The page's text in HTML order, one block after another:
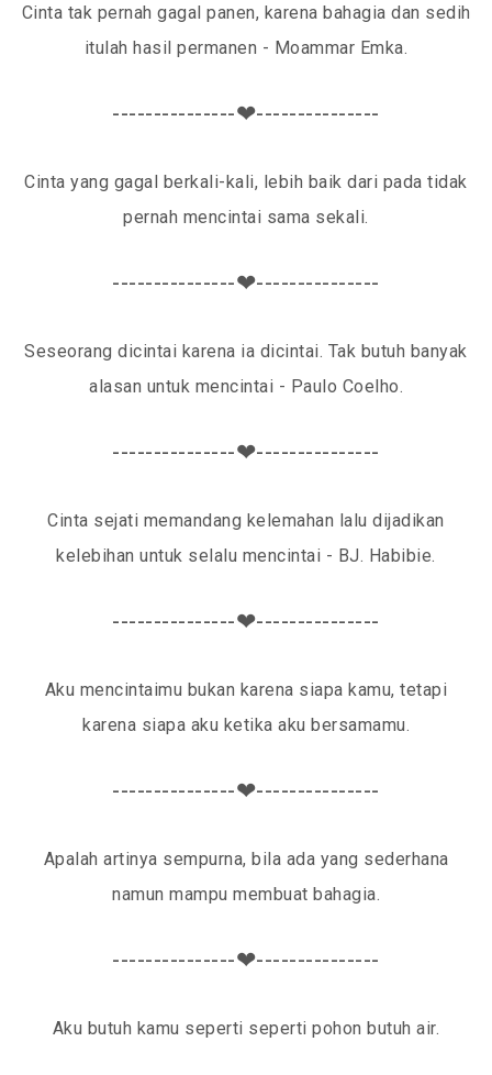
Cinta tak pernah gagal panen, karena bahagia dan sedih
itulah hasil permanen - Moammar Emka.
---------------❤---------------
Cinta yang gagal berkali-kali, lebih baik dari pada tidak
pernah mencintai sama sekali.
---------------❤---------------
Seseorang dicintai karena ia dicintai. Tak butuh banyak
alasan untuk mencintai - Paulo Coelho.
---------------❤---------------
Cinta sejati memandang kelemahan lalu dijadikan
kelebihan untuk selalu mencintai - BJ. Habibie.
---------------❤---------------
Aku mencintaimu bukan karena siapa kamu, tetapi
karena siapa aku ketika aku bersamamu.
---------------❤---------------
Apalah artinya sempurna, bila ada yang sederhana
namun mampu membuat bahagia.
---------------❤---------------
Aku butuh kamu seperti seperti pohon butuh air.